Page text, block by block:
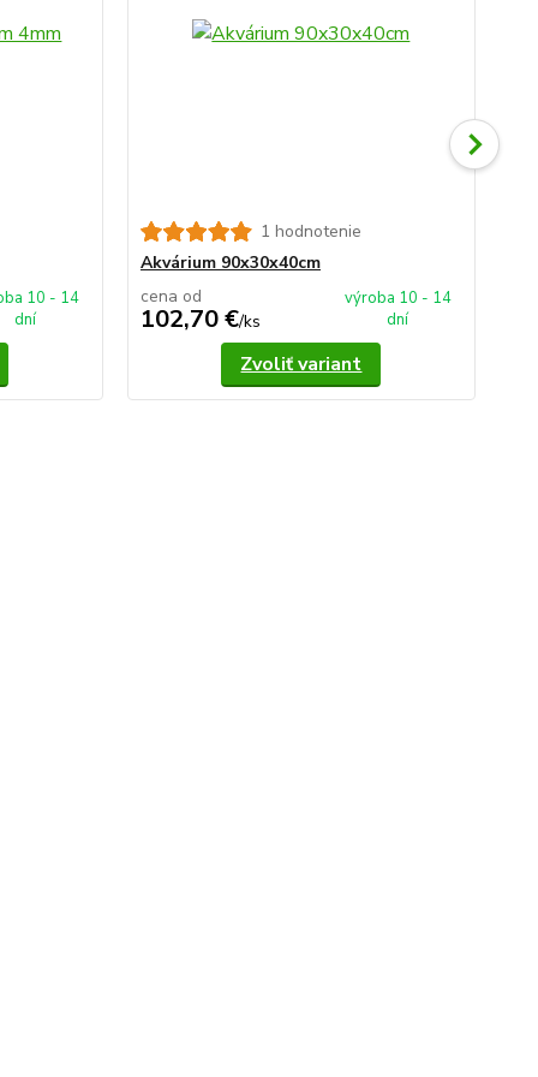
10 - 14
dní
1 hodnotenie
Akvárium 90x30x40cm
cena od
102,70 €/ks
výroba 10 - 14
dní
Zvoliť variant